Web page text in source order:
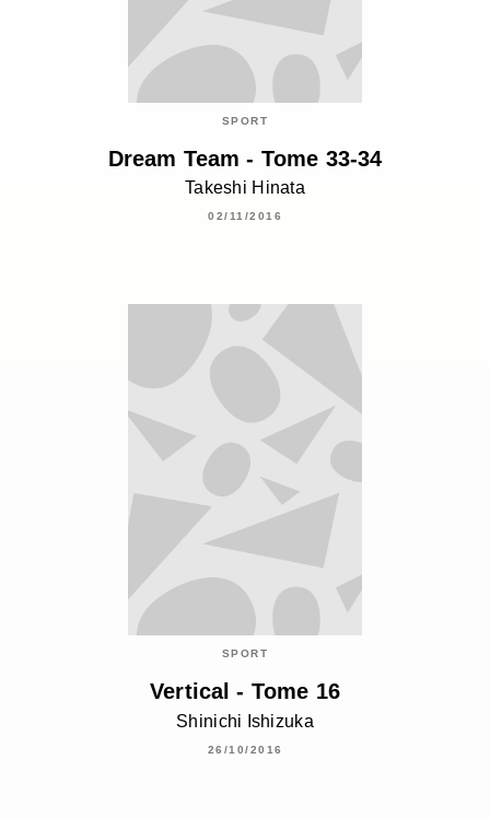
SPORT
Dream Team - Tome 33-34
Takeshi Hinata
02/11/2016
SPORT
Vertical - Tome 16
Shinichi Ishizuka
26/10/2016